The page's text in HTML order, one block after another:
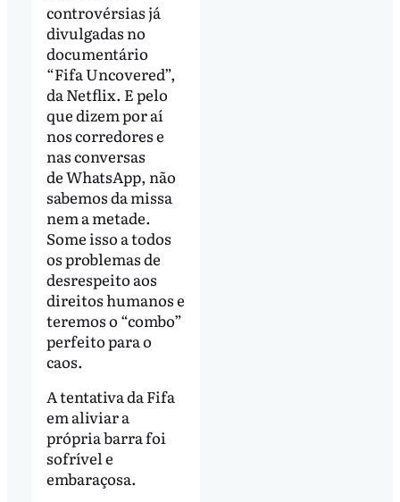
controvérsias já
divulgadas no
documentário
“Fifa Uncovered”,
da Netflix. E pelo
que dizem por aí
nos corredores e
nas conversas
de WhatsApp, não
sabemos da missa
nem a metade.
Some isso a todos
os problemas de
desrespeito aos
direitos humanos e
teremos o “combo”
perfeito para o
caos.
A tentativa da Fifa
em aliviar a
própria barra foi
sofrível e
embaraçosa.